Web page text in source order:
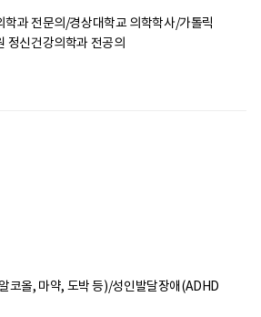
학과 전문의/경상대학교 의학학사/가톨릭
정신건강의학과 전공의
코올, 마약, 도박 등)/성인발달장애(ADHD